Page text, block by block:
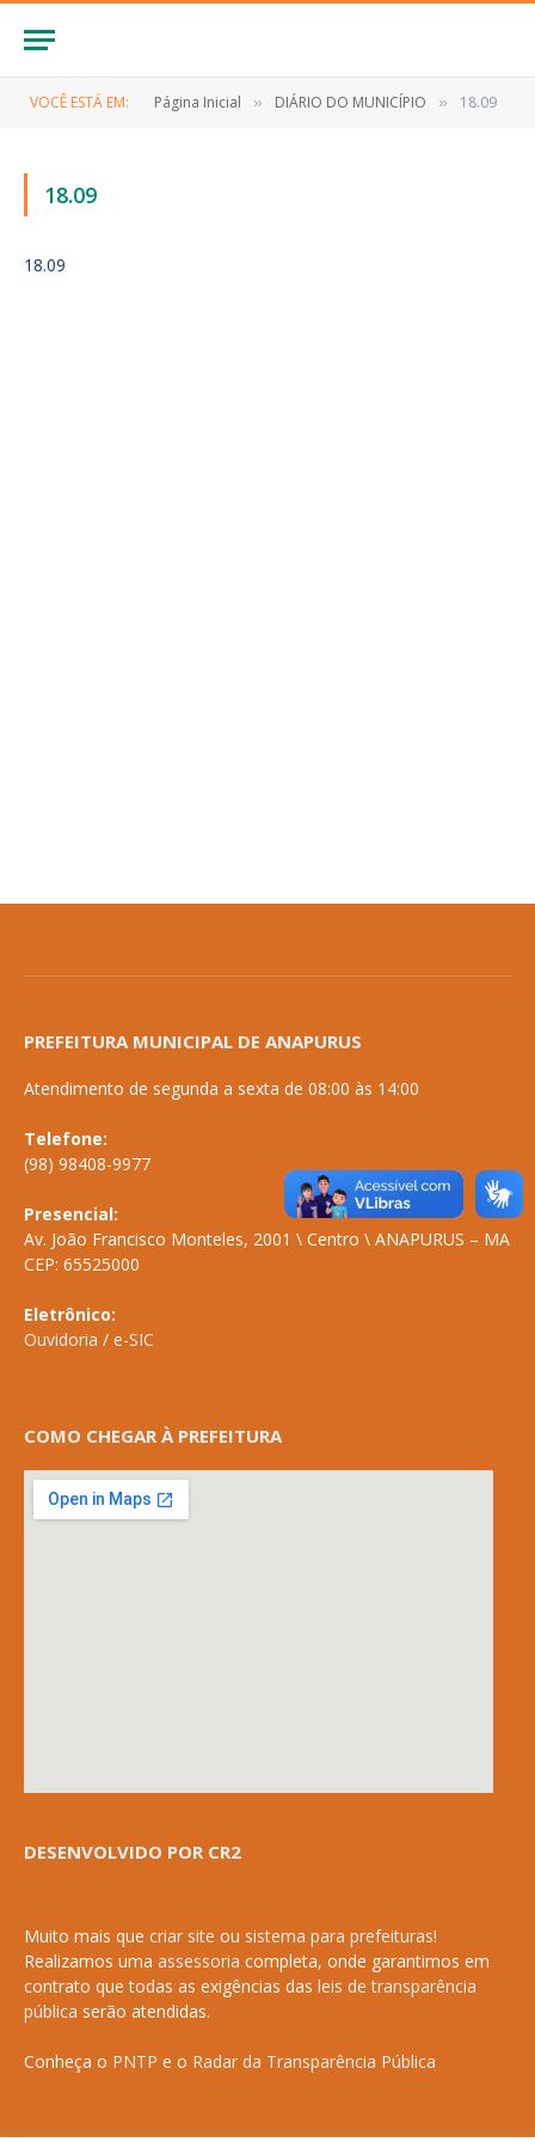
VOCÊ ESTÁ EM: Página Inicial » DIÁRIO DO MUNICÍPIO » 18.09
18.09
18.09
PREFEITURA MUNICIPAL DE ANAPURUS
Atendimento de segunda a sexta de 08:00 às 14:00
Telefone:
(98) 98408-9977
Presencial:
Av. João Francisco Monteles, 2001 \ Centro \ ANAPURUS – MA
CEP: 65525000
Eletrônico:
Ouvidoria / e-SIC
COMO CHEGAR À PREFEITURA
DESENVOLVIDO POR CR2
Muito mais que criar site ou sistema para prefeituras!
Realizamos uma assessoria completa, onde garantimos em
contrato que todas as exigências das leis de transparência
pública serão atendidas.
Conheça o PNTP e o Radar da Transparência Pública